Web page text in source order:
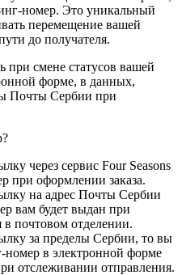
номер. Это уникальный
перемещение вашей
до получателя.
смене статусов вашей
форме, в данных,
Почты Сербии при
через сервис Four Seasons
при оформлении заказа.
на адрес Почты Сербии
вам будет выдан при
почтовом отделении.
за пределы Сербии, то вы
номер в электронной форме
отслеживании отправления.